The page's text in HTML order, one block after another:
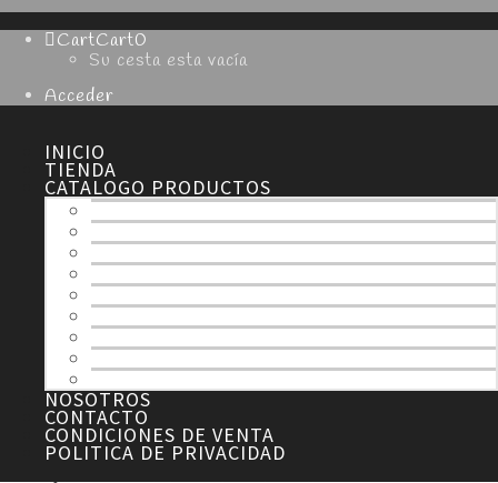
CartCart0
Su cesta esta vacía
Acceder
INICIO
TIENDA
CATALOGO PRODUCTOS
TODOS
ESPECIALIDADES
NAVIDAD
SEMANA SANTA
HOJALDRE
TARTAS
MERENGUE
CHOCOLATE
DULCES
NOSOTROS
CONTACTO
CONDICIONES DE VENTA
POLITICA DE PRIVACIDAD